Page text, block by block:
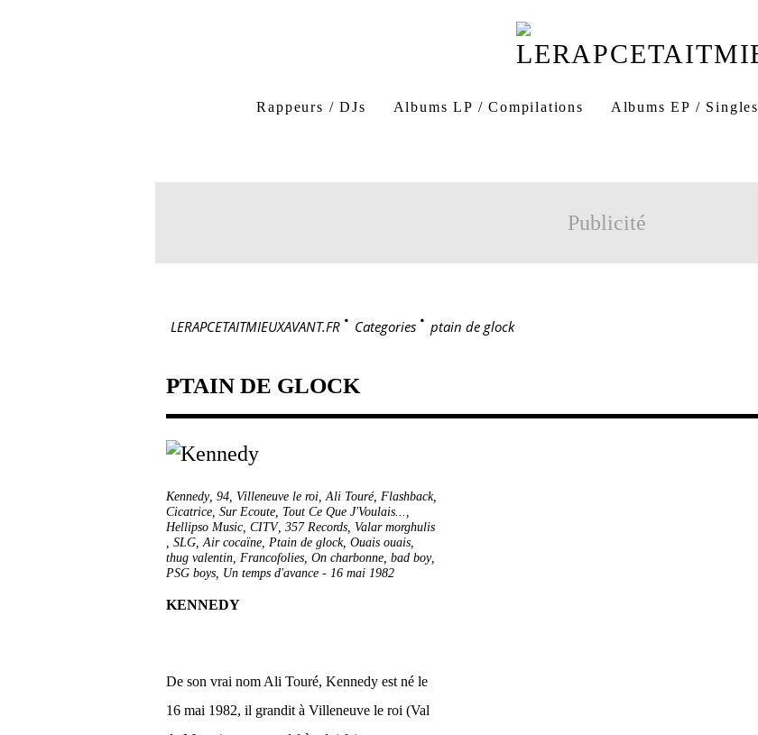
Rappeurs / DJs Albums LP / Compilations Albums EP / Singles
Publicité
LERAPCETAITMIEUXAVANT.FR > Categories > ptain de glock
PTAIN DE GLOCK
Kennedy, 94, Villeneuve le roi,Ali Touré, Flashback,
Cicatrice, Sur Ecoute, Tout Ce Que J'Voulais... ,
Hellipso Music, CITV, 357 Records, Valar morghulis
, SLG,Air cocaïne, Ptain de glock, Ouais ouais,
thug valentin, Francofolies, On charbonne, bad boy,
PSG boys, Un temps d'avance - 16 mai 1982
KENNEDY
De son vrai nom Ali Touré, Kennedy est né le
16 mai 1982, il grandit à Villeneuve le roi (Val